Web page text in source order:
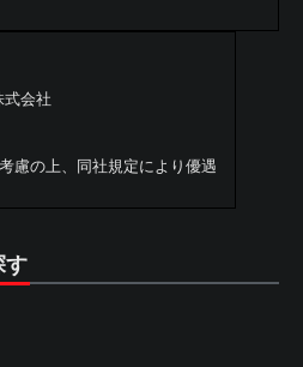
式会社
慮の上、同社規定により優遇
す